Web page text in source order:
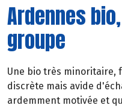
Ardennes
groupe
Une bio très minoritaire,
discrète mais avide
ardemment motivée et